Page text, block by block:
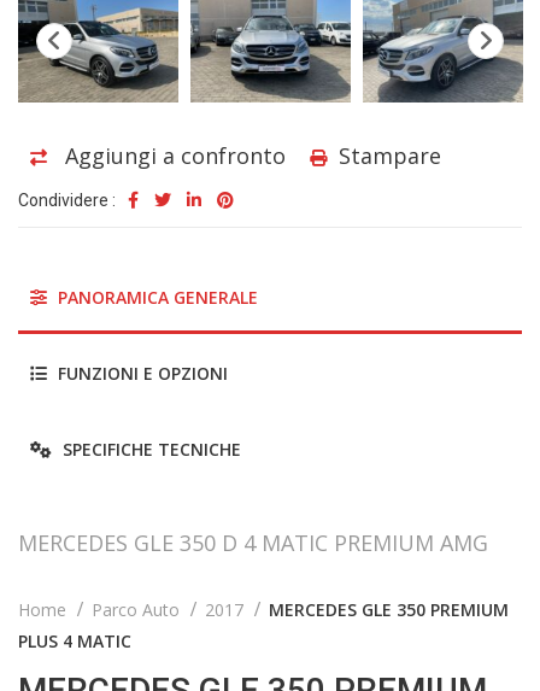
Aggiungi a confronto Stampare
Condividere :
PANORAMICA GENERALE
FUNZIONI E OPZIONI
SPECIFICHE TECNICHE
MERCEDES GLE 350 D 4 MATIC PREMIUM AMG
Home Parco Auto 2017
MERCEDES GLE 350 PREMIUM
PLUS 4 MATIC